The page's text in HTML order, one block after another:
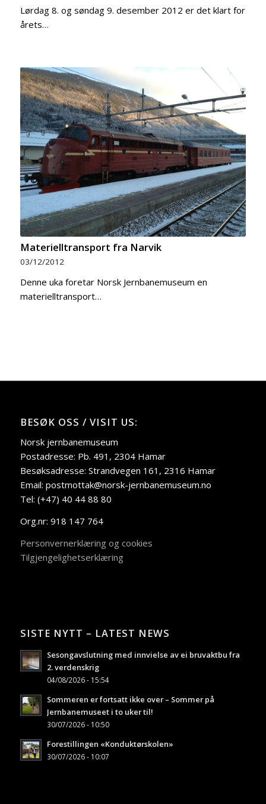
Lørdag 8. og søndag 9. desember 2012 er det klart for
årets…
Materielltransport fra Narvik
03/12/2012
Denne uka foretar Norsk Jernbanemuseum en
materielltransport…
BESØK OSS / VISIT US:
Norsk jernbanemuseum
Postadresse: Pb. 491, 2304 Hamar
Besøksadresse: Strandvegen 161, 2316 Hamar
Email: postmottak@norsk-jernbanemuseum.no
Tel: (+47) 40 44 88 80
Org.nr: 918 147 764
Personvernerklæring og cookies
Tilgjengelighetserklæring
SISTE NYTT – LATEST NEWS
Sesongavslutning med innvielse av ei bruvaktbu fra
2. verdenskrig
04/08/2026 - 15:54
Sommeren er fortsatt ikke over – Sommer på
Jernbanemuseet i to uker til!
30/07/2026 - 10:50
Forestillingen «Konduktørskolen»
30/07/2026 - 10:07